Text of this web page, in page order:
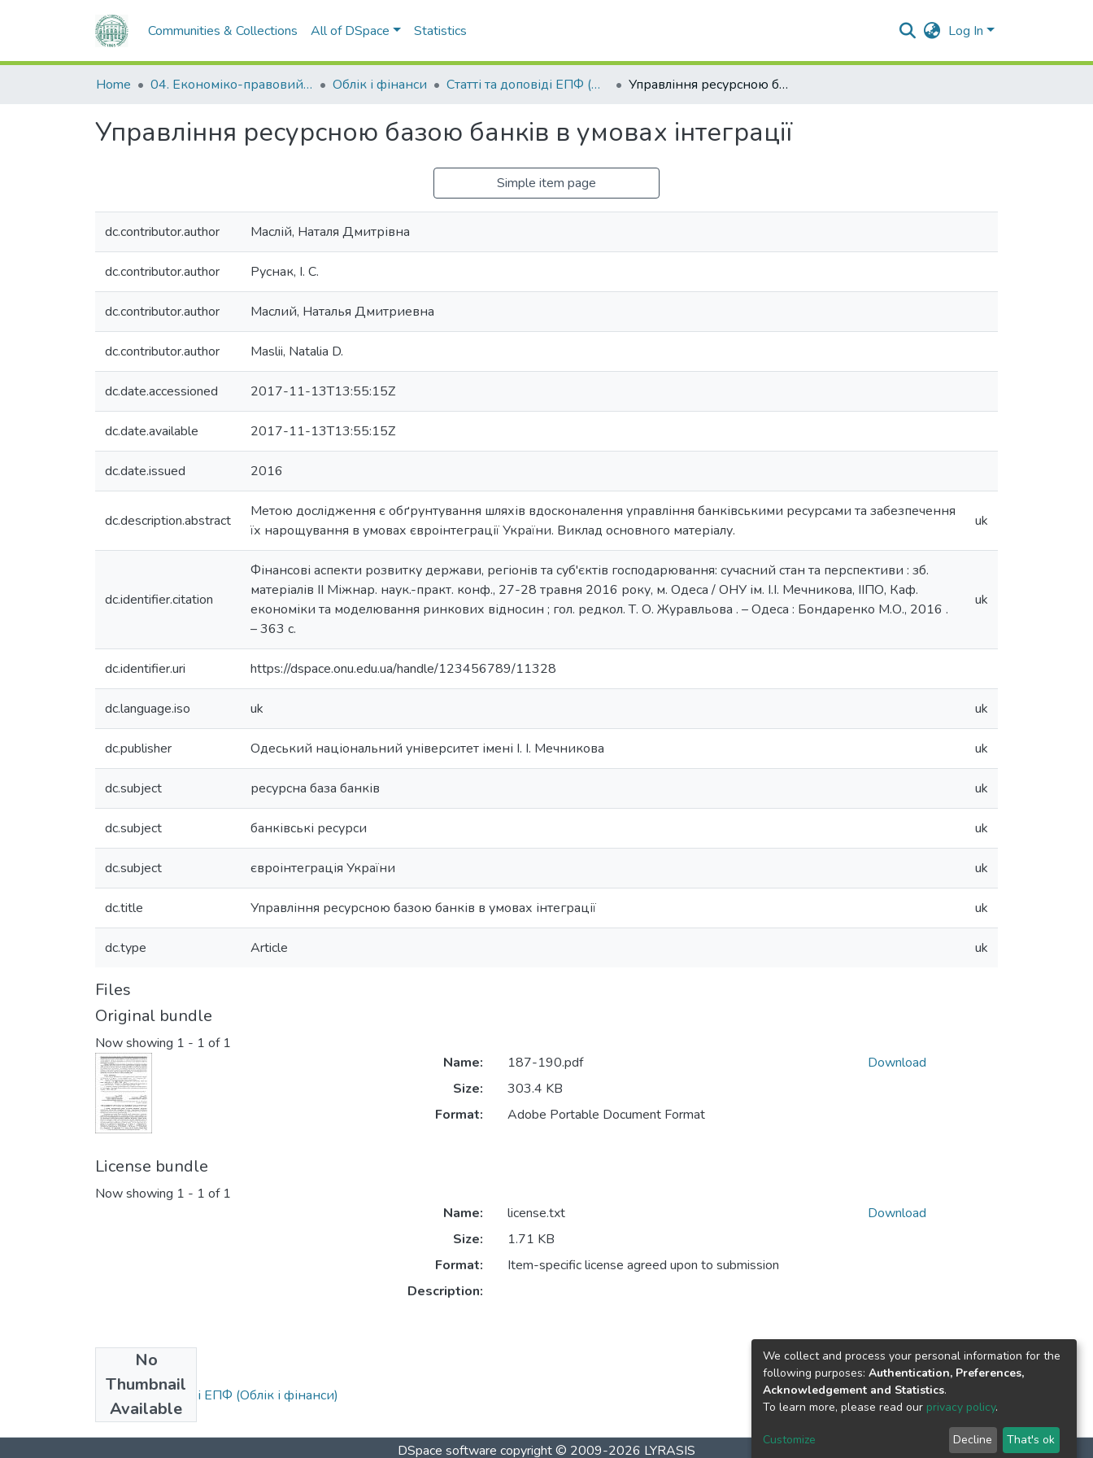
Communities & Collections All of DSpace Statistics Log In
Home 04. Економіко-правовий факультет Облік і фінанси Статті та доповіді ЕПФ (Облік і фінанси) Управління ресурсною базою банків в умовах інтеграції
Управління ресурсною базою банків в умовах інтеграції
Simple item page
dc.contributor.author Маслій, Наталя Дмитрівна
dc.contributor.author Руснак, І. С.
dc.contributor.author Маслий, Наталья Дмитриевна
dc.contributor.author Maslii, Natalia D.
dc.date.accessioned 2017-11-13T13:55:15Z
dc.date.available 2017-11-13T13:55:15Z
dc.date.issued 2016
dc.description.abstract
Метою дослідження є обґрунтування шляхів вдосконалення управління банківськими ресурсами та забезпечення
їх нарощування в умовах євроінтеграції України. Виклад основного матеріалу.
uk
dc.identifier.citation
Фінансові аспекти розвитку держави, регіонів та суб'єктів господарювання: сучасний стан та перспективи : зб.
матеріалів ІІ Міжнар. наук.-практ. конф., 27-28 травня 2016 року, м. Одеса / ОНУ ім. І.І. Мечникова, ІІПО, Каф.
економіки та моделювання ринкових відносин ; гол. редкол. Т. О. Журавльова . – Одеса : Бондаренко М.О., 2016 .
– 363 с.
uk
dc.identifier.uri https://dspace.onu.edu.ua/handle/123456789/11328
dc.language.iso uk uk
dc.publisher Одеський національний університет імені І. І. Мечникова uk
dc.subject ресурсна база банків uk
dc.subject банківські ресурси uk
dc.subject євроінтеграція України uk
dc.title Управління ресурсною базою банків в умовах інтеграції uk
dc.type Article uk
Files
Original bundle
Now showing 1 - 1 of 1
Name:
187-190.pdf
Size:
303.4 KB
Format:
Adobe Portable Document Format
Download
License bundle
Now showing 1 - 1 of 1
No
Thumbnail
Available
Name:
license.txt
Size:
1.71 KB
Format:
Item-specific license agreed upon to submission
Description:
Download
Collections
Статті та доповіді ЕПФ (Облік і фінанси)
DSpace software copyright © 2009-2026 LYRASIS
We collect and process your personal information for the
following purposes: Authentication, Preferences,
Acknowledgement and Statistics.
To learn more, please read our privacy policy.
Customize Decline That's ok